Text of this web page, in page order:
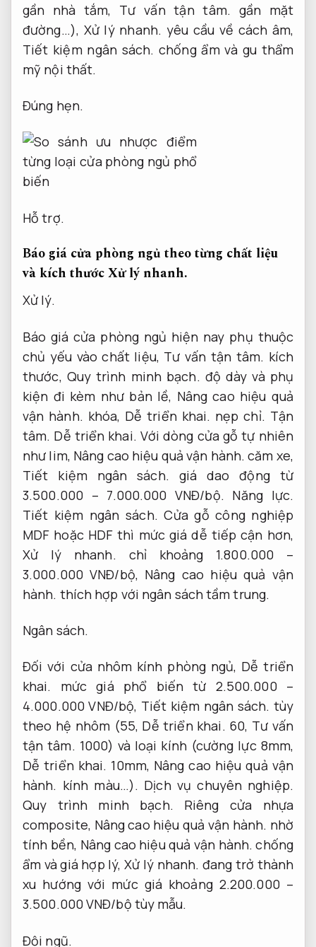
gần nhà tắm, Tư vấn tận tâm. gần mặt
đường…), Xử lý nhanh. yêu cầu về cách âm,
Tiết kiệm ngân sách. chống ẩm và gu thẩm
mỹ nội thất.
Đúng hẹn.
Hỗ trợ.
Báo giá cửa phòng ngủ theo từng chất liệu
và kích thướcXử lý nhanh.
Xử lý.
Báo giá cửa phòng ngủ hiện nay phụ thuộc
chủ yếu vào chất liệu, Tư vấn tận tâm. kích
thước, Quy trình minh bạch. độ dày và phụ
kiện đi kèm như bản lề, Nâng cao hiệu quả
vận hành. khóa, Dễ triển khai. nẹp chỉ. Tận
tâm. Dễ triển khai. Với dòng cửa gỗ tự nhiên
như lim, Nâng cao hiệu quả vận hành. căm xe,
Tiết kiệm ngân sách. giá dao động từ
3.500.000 – 7.000.000 VNĐ/bộ. Năng lực.
Tiết kiệm ngân sách. Cửa gỗ công nghiệp
MDF hoặc HDF thì mức giá dễ tiếp cận hơn,
Xử lý nhanh. chỉ khoảng 1.800.000 –
3.000.000 VNĐ/bộ, Nâng cao hiệu quả vận
hành. thích hợp với ngân sách tầm trung.
Ngân sách.
Đối với cửa nhôm kính phòng ngủ, Dễ triển
khai. mức giá phổ biến từ 2.500.000 –
4.000.000 VNĐ/bộ, Tiết kiệm ngân sách. tùy
theo hệ nhôm (55, Dễ triển khai. 60, Tư vấn
tận tâm. 1000) và loại kính (cường lực 8mm,
Dễ triển khai. 10mm, Nâng cao hiệu quả vận
hành. kính màu…). Dịch vụ chuyên nghiệp.
Quy trình minh bạch. Riêng cửa nhựa
composite, Nâng cao hiệu quả vận hành. nhờ
tính bền, Nâng cao hiệu quả vận hành. chống
ẩm và giá hợp lý,Xử lý nhanh. đang trở thành
xu hướng với mức giá khoảng 2.200.000 –
3.500.000 VNĐ/bộ tùy mẫu.
Đội ngũ.